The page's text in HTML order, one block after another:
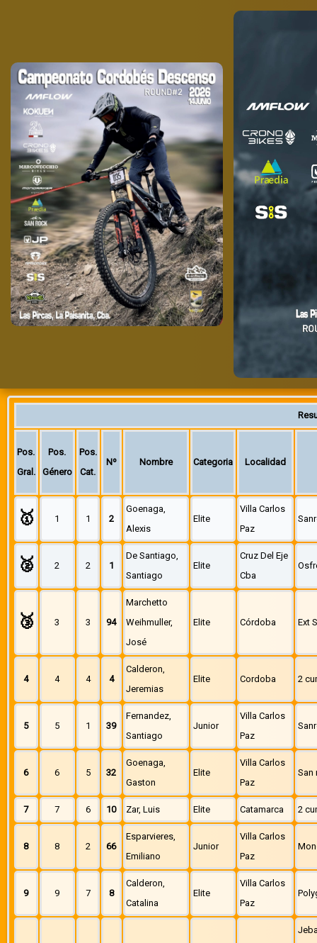
Pos.
Gral.
Pos.
Género
Pos.
Cat.
Nº Nombre Categoria Localidad
🥇 1 1 2
Goenaga,
Alexis
Elite
Villa Carlos
Paz
🥈 2 2 1
De Santiago,
Santiago
Elite
Cruz Del Eje
Cba
🥉 3 3 94
Marchetto
Weihmuller,
José
Elite Córdoba Ext
4 4 4 4
Calderon,
Jeremias
Elite Cordoba 2
5 5 1 39
Fernandez,
Santiago
Junior
Villa Carlos
Paz
6 6 5 32
Goenaga,
Gaston
Elite
Villa Carlos
Paz
San
7 7 6 10 Zar, Luis Elite Catamarca 2
8 8 2 66
Esparvieres,
Emiliano
Junior
Villa Carlos
Paz
9 9 7 8
Calderon,
Catalina
Elite
Villa Carlos
Paz